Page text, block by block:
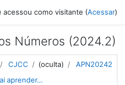
acessou como visitante (Acessar)
Números (2024.2)
CJCC (oculta)
APN20242
aprender...